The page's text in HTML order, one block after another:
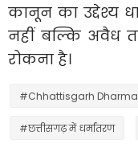
कानून का उद्देश्य
नहीं बल्कि अवैध
रोकना है।
#Chhattisgarh
#छत्तीसगढ़ में धर्मांतरण